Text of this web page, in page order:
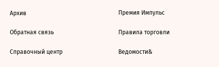
Архив
Обратная связь
Справочный центр
Премия Импульс
Правила торговли
Ведомости&